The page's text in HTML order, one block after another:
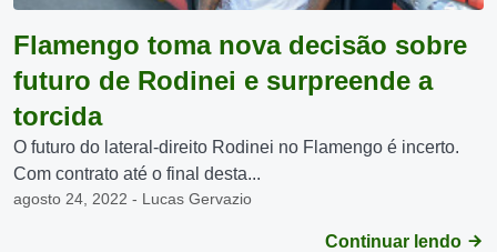
Flamengo toma nova decisão sobre
futuro de Rodinei e surpreende a
torcida
O futuro do lateral-direito Rodinei no Flamengo é incerto.
Com contrato até o final desta...
agosto 24, 2022 - Lucas Gervazio
Continuar lendo